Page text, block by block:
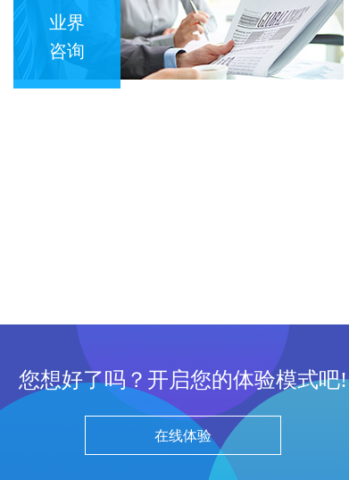
业界
咨询
您想好了吗？开启您的体验模式吧!
在线体验